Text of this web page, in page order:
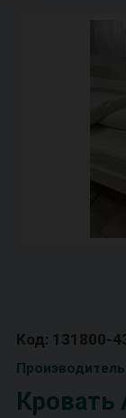
Код: 131800-
Кровать